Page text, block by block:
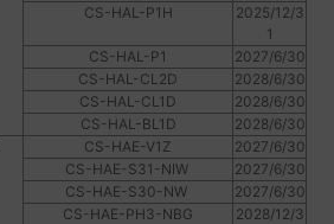
CS-HAL-P1H
2025/12/3
1
CS-HAL-P1
2027/6/30
CS-HAL-CL2D
2028/6/30
CS-HAL-CL1D
2028/6/30
CS-HAL-BL1D
2028/6/30
CS-HAE-V1Z
2027/6/30
CS-HAE-S31-NIW
2027/6/30
CS-HAE-S30-NW
2027/6/30
CS-HAE-PH3-NBG
2028/12/3